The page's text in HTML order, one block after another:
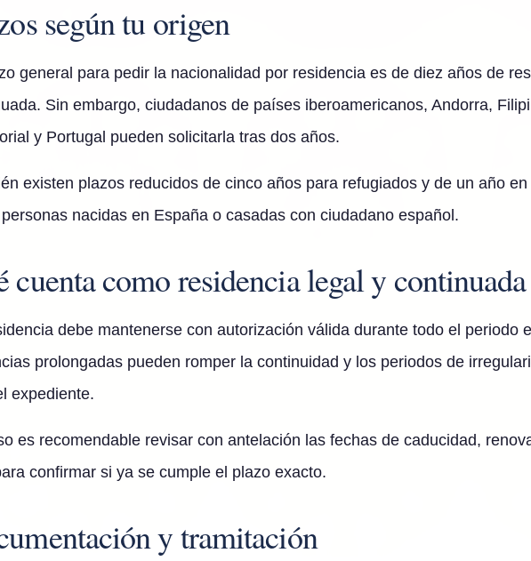
según tu origen
general para pedir la nacionalidad por residencia es de diez años de
Sin embargo, ciudadanos de países iberoamericanos, Andorra,
y Portugal pueden solicitarla tras dos años.
existen plazos reducidos de cinco años para refugiados y de un año
nacidas en España o casadas con ciudadano español.
cuenta como residencia legal y continuada
debe mantenerse con autorización válida durante todo el periodo
prolongadas pueden romper la continuidad y los periodos de
expediente.
es recomendable revisar con antelación las fechas de caducidad,
confirmar si ya se cumple el plazo exacto.
y tramitación